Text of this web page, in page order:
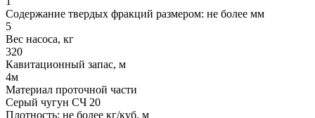
Содержание твердых фракций размером: не более мм
5
Вес насоса, кг
320
Кавитационный запас, м
4м
Материал проточной части
Серый чугун СЧ 20
Плотность: не более кг/куб. м